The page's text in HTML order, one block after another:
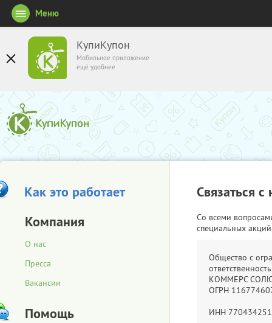
КупиКупон
Мобильное приложение
ещё удобнее
Меню
Как это работает
Компания
О нас
Пресса
Вакансии
Помощь
Связаться с
Со всеми
специальных
Общество с
КОММЕРС
ОГРН
ИНН